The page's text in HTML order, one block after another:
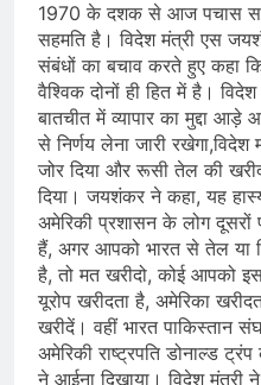
1970 के दशक से आज पचास
सहमति है। विदेश मंत्री एस
संबंधों का बचाव करते हुए कहा
वैश्विक दोनों ही हित में है।
बातचीत में व्यापार का मुद्दा
से निर्णय लेना जारी रखेगा,विदेश
जोर दिया और रूसी तेल की
दिया। जयशंकर ने कहा, यह
अमेरिकी प्रशासन के लोग दूसरों
हैं, अगर आपको भारत से तेल या
है, तो मत खरीदो, कोई आपको
यूरोप खरीदता है, अमेरिका
खरीदें। वहीं भारत पाकिस्तान
अमेरिकी राष्ट्रपति डोनाल्ड
ने आईना दिखाया। विदेश मंत्री